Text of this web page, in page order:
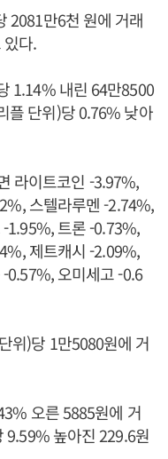
2081만6천 원에 거래
다.
1.14% 내린 64만8500
플 단위)당 0.76% 낮아
라이트코인 -3.97%,
스텔라루멘 -2.74%,
1.95%, 트론 -0.73%,
제트캐시 -2.09%,
0.57%, 오미세고 -0.6
위)당 1만5080원에 거
오른 5885원에 거
9.59% 높아진 229.6원